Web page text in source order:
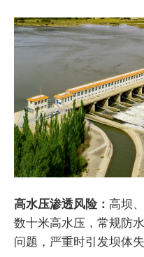
高水压渗透风险： 高坝
数十米高水压，常规防
问题，严重时引发坝体